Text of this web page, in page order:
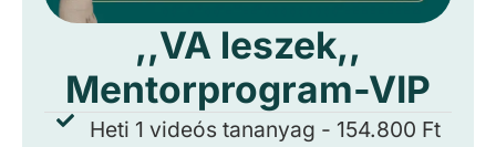
,,VA leszek,,
Mentorprogram-VIP
Heti 1 videós tananyag - 154.800 Ft